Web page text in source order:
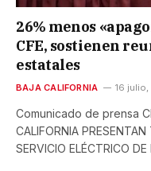
26% menos
CFE, sostienen
estatales
BAJA CALIFORNIA 16 julio,
Comunicado de prensa
CALIFORNIA
SERVICIO ELÉCTRICO